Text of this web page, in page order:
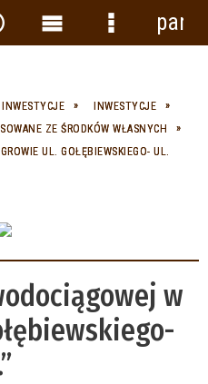
INWESTYCJE
INWESTYCJE
ZE ŚRODKÓW WŁASNYCH
UL. GOŁĘBIEWSKIEGO- UL.
w
Menu Menu
panel